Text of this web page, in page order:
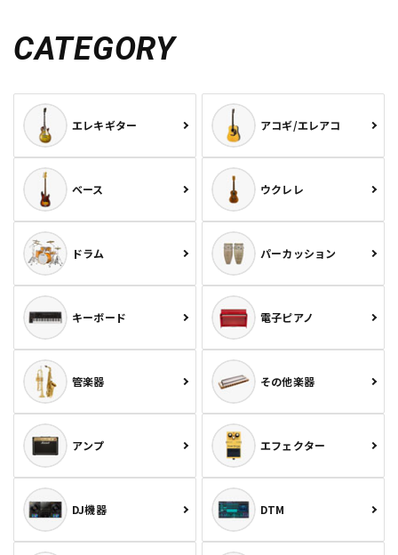
CATEGORY
エレキギター アコギ/エレアコ
ベース ウクレレ
ドラム パーカッション
キーボード 電子ピアノ
管楽器 その他楽器
アンプ エフェクター
DJ機器 DTM